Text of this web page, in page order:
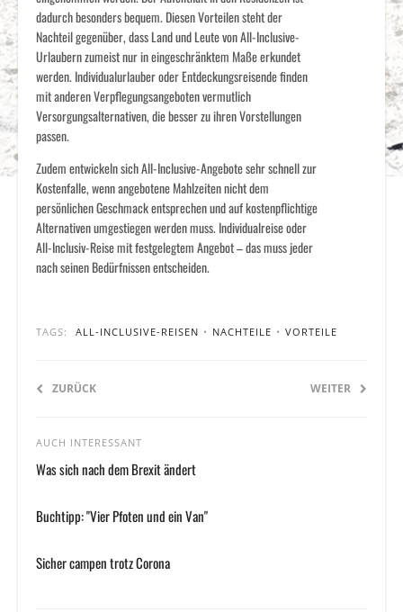
dadurch besonders bequem. Diesen Vorteilen steht der
Nachteil gegenüber, dass Land und Leute von All-Inclusive-
Urlaubern zumeist nur in eingeschränktem Maße erkundet
werden. Individualurlauber oder Entdeckungsreisende finden
mit anderen Verpflegungsangeboten vermutlich
Versorgungsalternativen, die besser zu ihren Vorstellungen
passen.
Zudem entwickeln sich All-Inclusive-Angebote sehr schnell zur
Kostenfalle, wenn angebotene Mahlzeiten nicht dem
persönlichen Geschmack entsprechen und auf kostenpflichtige
Alternativen umgestiegen werden muss. Individualreise oder
All-Inclusiv-Reise mit festgelegtem Angebot – das muss jeder
nach seinen Bedürfnissen entscheiden.
TAGS: ALL-INCLUSIVE-REISEN • NACHTEILE • VORTEILE
ZURÜCK WEITER
AUCH INTERESSANT
Was sich nach dem Brexit ändert
Buchtipp: "Vier Pfoten und ein Van"
Sicher campen trotz Corona